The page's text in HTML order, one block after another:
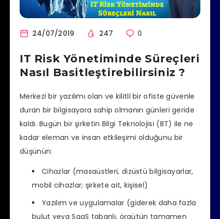
24/07/2019 247 0
IT Risk Yönetiminde Süreçleri
Nasıl Basitleştirebilirsiniz ?
Merkezi bir yazılımı olan ve kilitli bir ofiste güvenle
duran bir bilgisayara sahip olmanın günleri geride
kaldı. Bugün bir şirketin Bilgi Teknolojisi (BT) ile ne
kadar eleman ve insan etkileşimi olduğunu bir
düşünün:
Cihazlar (masaüstleri, dizüstü bilgisayarlar,
mobil cihazlar; şirkete ait, kişisel)
Yazılım ve uygulamalar (giderek daha fazla
bulut veya SaaS tabanlı, örgütün tamamen